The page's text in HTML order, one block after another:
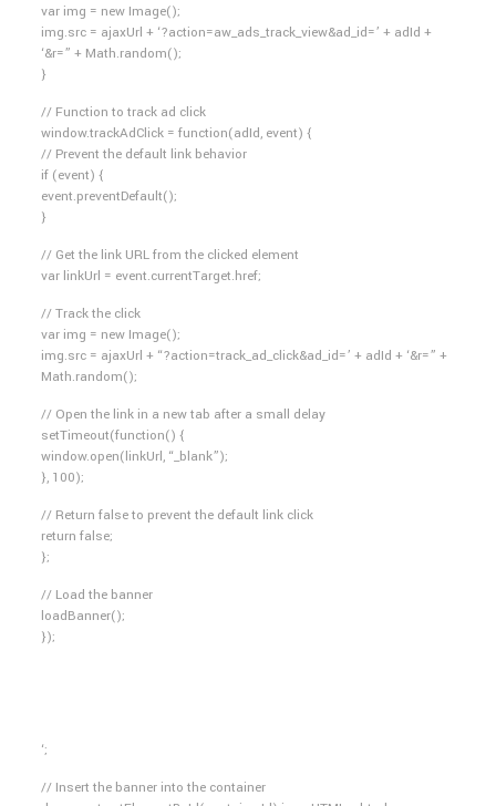
var img = new Image();
img.src = ajaxUrl + ‘?action=aw_ads_track_view&ad_id=’ + adId +
‘&r=” + Math.random();
}
// Function to track ad click
window.trackAdClick = function(adId, event) {
// Prevent the default link behavior
if (event) {
event.preventDefault();
}
// Get the link URL from the clicked element
var linkUrl = event.currentTarget.href;
// Track the click
var img = new Image();
img.src = ajaxUrl + “?action=track_ad_click&ad_id=’ + adId + ‘&r=” +
Math.random();
// Open the link in a new tab after a small delay
setTimeout(function() {
window.open(linkUrl, “_blank”);
}, 100);
// Return false to prevent the default link click
return false;
};
// Load the banner
loadBanner();
});
‘;
// Insert the banner into the container